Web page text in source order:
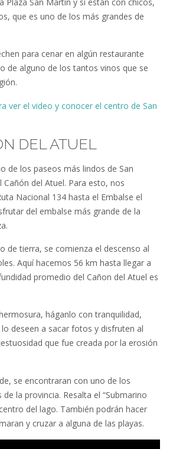
que es uno de los más grandes de
para cenar en algún restaurante
de alguno de los tantos vinos que se
ver el video y conocer el centro de San
DEL ATUEL
de los paseos más lindos de San
Cañón del Atuel. Para esto, nos
Nacional 134 hasta el Embalse el
del embalse más grande de la
de tierra, se comienza el descenso al
Aquí hacemos 56 km hasta llegar a
promedio del Cañon del Atuel es
háganlo con tranquilidad,
deseen a sacar fotos y disfruten al
que fue creada por la erosión
se encontraran con uno de los
la provincia. Resalta el “Submarino
del lago. También podrán hacer
y cruzar a alguna de las playas.